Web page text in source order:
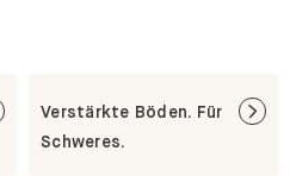
Verstärkte Böden. Für
Schweres.